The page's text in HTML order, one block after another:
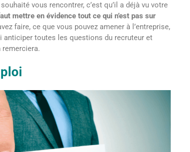
vous rencontrer, c’est qu’il a déjà vu votre
mettre en évidence tout ce qui n’est pas sur
faire, ce que vous pouvez amener à l’entreprise,
anticiper toutes les questions du recruteur et